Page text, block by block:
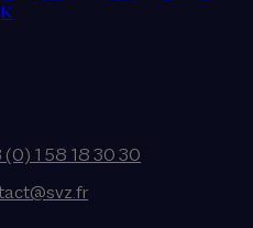
(0) 1 58 18 30 30